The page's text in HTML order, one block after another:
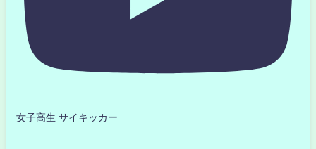
女子高生 サイキッカー